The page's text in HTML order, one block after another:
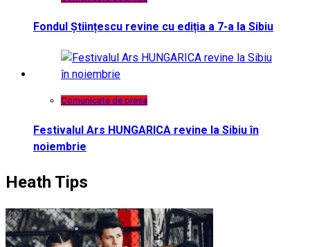
Fondul Științescu revine cu ediția a 7-a la Sibiu
Comunicate de presa
Festivalul Ars HUNGARICA revine la Sibiu în
noiembrie
Heath Tips